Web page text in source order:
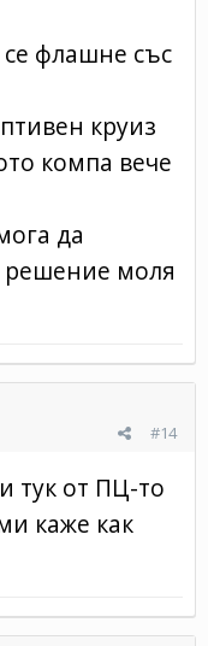
флашне със
круиз
компа вече
да
моля
#14
тук от ПЦ-то
каже как